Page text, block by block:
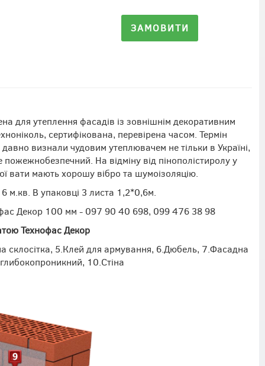
ЗАМОВИТИ
для утеплення фасадів із зовнішнім декоративним
сертифікована, перевірена часом. Термін
визнали чудовим утеплювачем не тільки в Україні,
На відміну від пінополістиролу у
вати мають хорошу вібро та шумоізоляцію.
В упаковці 3 листа 1,2*0,6м.
Декор 100 мм - 097 90 40 698, 099 476 38 98
Технофас Декор
склосітка, 5.Клей для армування, 6.Дюбель, 7.Фасадна
10.Стіна